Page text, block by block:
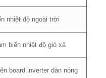
nhiệt độ ngoài trời
biến nhiệt độ gió xả
board inverter dàn nóng